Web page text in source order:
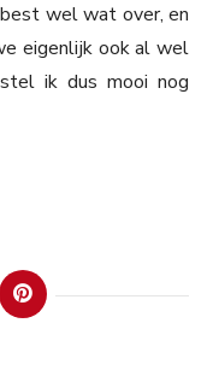
wel wat over, en
eigenlijk ook al wel
ik dus mooi nog